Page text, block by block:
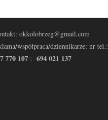
okkolobrzeg@gmail.com
współpraca/dziennikarze: nr tel.:
770 107 : 694 021 137